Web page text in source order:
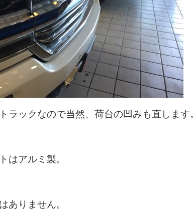
ラックなので当然、荷台の凹みも直します。
はアルミ製。
ありません。